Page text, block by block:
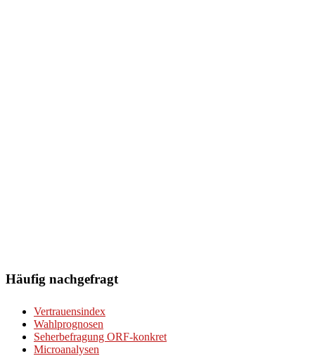
Häufig nachgefragt
Vertrauensindex
Wahlprognosen
Seherbefragung ORF-konkret
Microanalysen